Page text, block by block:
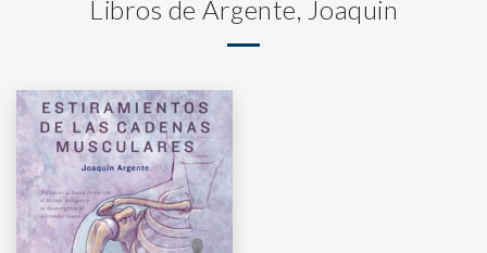
Libros de Argente, Joaquin